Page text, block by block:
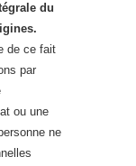
du
de ce fait
par
ou une
ne